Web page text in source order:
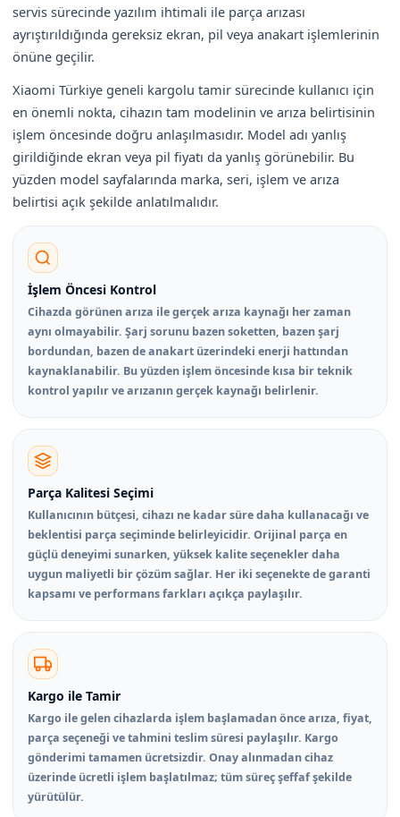
servis sürecinde yazılım ihtimali ile parça arızası
ayrıştırıldığında gereksiz ekran, pil veya anakart işlemlerinin
önüne geçilir.
Xiaomi Türkiye geneli kargolu tamir sürecinde kullanıcı için
en önemli nokta, cihazın tam modelinin ve arıza belirtisinin
işlem öncesinde doğru anlaşılmasıdır. Model adı yanlış
girildiğinde ekran veya pil fiyatı da yanlış görünebilir. Bu
yüzden model sayfalarında marka, seri, işlem ve arıza
belirtisi açık şekilde anlatılmalıdır.
İşlem Öncesi Kontrol
Cihazda görünen arıza ile gerçek arıza kaynağı her zaman
aynı olmayabilir. Şarj sorunu bazen soketten, bazen şarj
bordundan, bazen de anakart üzerindeki enerji hattından
kaynaklanabilir. Bu yüzden işlem öncesinde kısa bir teknik
kontrol yapılır ve arızanın gerçek kaynağı belirlenir.
Parça Kalitesi Seçimi
Kullanıcının bütçesi, cihazı ne kadar süre daha kullanacağı ve
beklentisi parça seçiminde belirleyicidir. Orijinal parça en
güçlü deneyimi sunarken, yüksek kalite seçenekler daha
uygun maliyetli bir çözüm sağlar. Her iki seçenekte de garanti
kapsamı ve performans farkları açıkça paylaşılır.
Kargo ile Tamir
Kargo ile gelen cihazlarda işlem başlamadan önce arıza, fiyat,
parça seçeneği ve tahmini teslim süresi paylaşılır. Kargo
gönderimi tamamen ücretsizdir. Onay alınmadan cihaz
üzerinde ücretli işlem başlatılmaz; tüm süreç şeffaf şekilde
yürütülür.